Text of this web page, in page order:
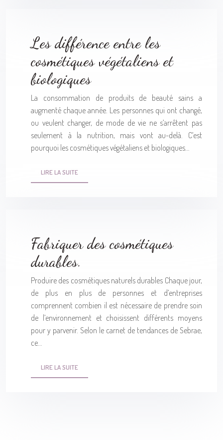
Les différence entre les
cosmétiques végétaliens et
biologiques
La consommation de produits de beauté sains a
augmenté chaque année. Les personnes qui ont changé,
ou veulent changer, de mode de vie ne s’arrêtent pas
seulement à la nutrition, mais vont au-delà. C’est
pourquoi les cosmétiques végétaliens et biologiques…
LIRE LA SUITE
Fabriquer des cosmétiques
durables.
Produire des cosmétiques naturels durables Chaque jour,
de plus en plus de personnes et d’entreprises
comprennent combien il est nécessaire de prendre soin
de l’environnement et choisissent différents moyens
pour y parvenir. Selon le carnet de tendances de Sebrae,
ce…
LIRE LA SUITE